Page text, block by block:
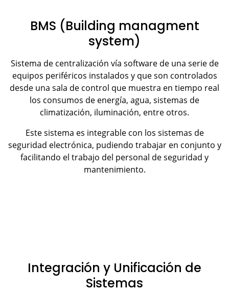
BMS (Building managment
system)
Sistema de centralización vía software de una serie de
equipos periféricos instalados y que son controlados
desde una sala de control que muestra en tiempo real
los consumos de energía, agua, sistemas de
climatización, iluminación, entre otros.
Este sistema es integrable con los sistemas de
seguridad electrónica, pudiendo trabajar en conjunto y
facilitando el trabajo del personal de seguridad y
mantenimiento.
Integración y Unificación de
Sistemas